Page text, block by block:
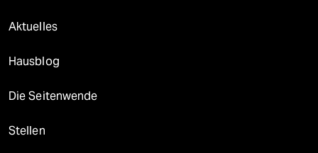
Aktuelles
Hausblog
Die Seitenwende
Stellen